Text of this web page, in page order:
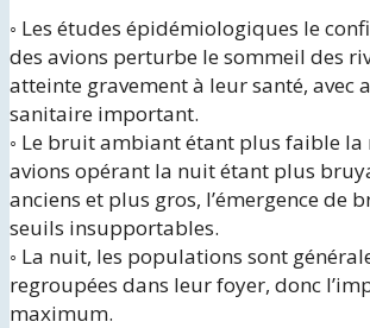
◦ Les études épidémiologiques le
des avions perturbe le sommeil des
atteinte gravement à leur santé, avec
sanitaire important.
◦ Le bruit ambiant étant plus faible la
avions opérant la nuit étant plus
anciens et plus gros, l’émergence de
seuils insupportables.
◦ La nuit, les populations sont
regroupées dans leur foyer, donc
maximum.